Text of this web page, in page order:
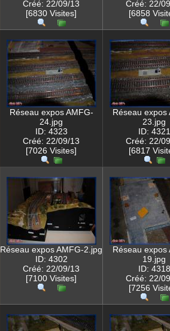
Créé: 22/09/13
[6830 Visites]
Créé: 22/
[6858
Réseau expos AMFG-
24.jpg
ID: 4323
Créé: 22/09/13
[7026 Visites]
Réseau expos
23.jpg
ID: 4321
Créé: 22/
[6817
Réseau expos AMFG-2.jpg
ID: 4302
Créé: 22/09/13
[7100 Visites]
Réseau expos
19.jpg
ID: 4318
Créé: 22/
[7256